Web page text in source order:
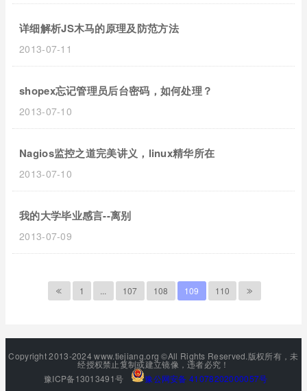
详细解析JS木马的原理及防范方法
2013-07-11
shopex忘记管理员后台密码，如何处理？
2013-07-10
Nagios监控之道完美讲义，linux精华所在
2013-07-10
我的大学毕业感言--离别
2013-07-09
1 ... 107 108 109 110
Copyright 2013-2024 www.tiejiang.org ©All Rights Reserved.版权所有，未
经授权禁止复制或建立镜像，违者必究！
豫ICP备13013491号
豫公网安备 41078202000057号